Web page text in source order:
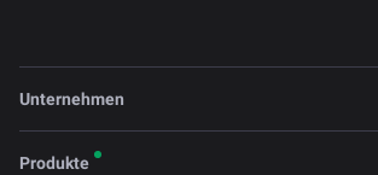
Unternehmen
Produkte